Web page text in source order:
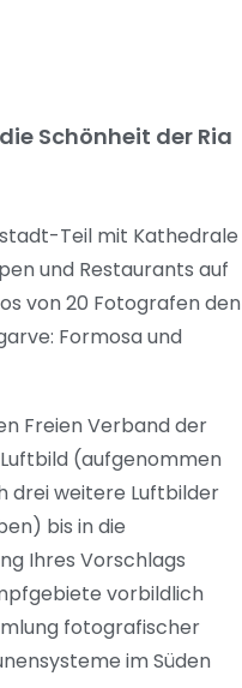
Schönheit der Ria
Teil mit Kathedrale
und Restaurants auf
von 20 Fotografen den
Formosa und
Freien Verband der
(aufgenommen
drei weitere Luftbilder
bis in die
Ihres Vorschlags
vorbildlich
fotografischer
im Süden